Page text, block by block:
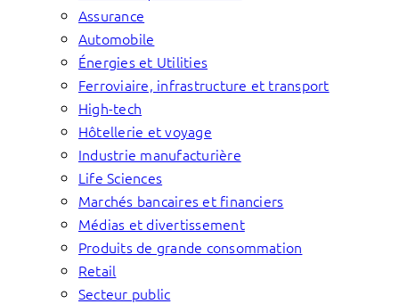
Assurance
Automobile
Énergies et Utilities
Ferroviaire, infrastructure et transport
High-tech
Hôtellerie et voyage
Industrie manufacturière
Life Sciences
Marchés bancaires et financiers
Médias et divertissement
Produits de grande consommation
Retail
Secteur public